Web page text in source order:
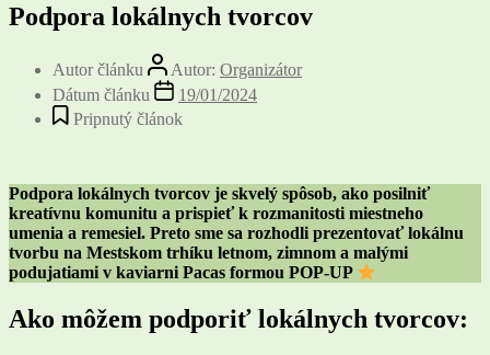
Podpora lokálnych tvorcov
Autor článku Autor: Organizátor
Dátum článku
19/01/2024
Pripnutý článok
Podpora lokálnych tvorcov je skvelý spôsob, ako posilniť
kreatívnu komunitu a prispieť k rozmanitosti miestneho
umenia a remesiel. Preto sme sa rozhodli prezentovať lokálnu
tvorbu na Mestskom trhíku letnom, zimnom a malými
podujatiami v kaviarni Pacas formou POP-UP
Ako môžem podporiť lokálnych tvorcov: